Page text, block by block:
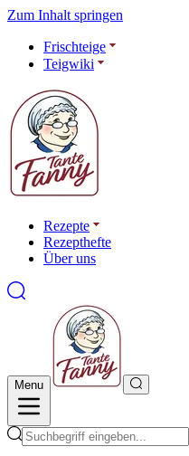
Zum Inhalt springen
Frischteige
Teigwiki
Rezepte
Rezepthefte
Über uns
Menu